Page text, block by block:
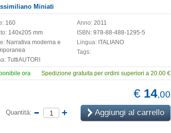
Miniati
160
140x205 mm
Narrativa moderna e
TuttiAUTORI
Anno: 2011
ISBN: 978-88-488-1295-5
Lingua: ITALIANO
Tags:
Spedizione gratuita per ordini superiori a 20.00 €
ora
€ 14,00
Aggiungi al carrello
Quantità: